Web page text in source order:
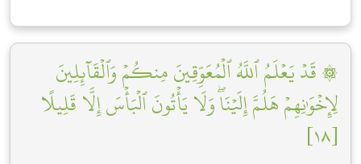
۞ قَدۡ يَعۡلَمُ ٱللَّهُ ٱلۡمُعَوِّقِينَ مِنكُمۡ وَٱلۡقَآئِلِينَ
لِإِخۡوَٰنِهِمۡ هَلُمَّ إِلَيۡنَاۖ وَلَا يَأۡتُونَ ٱلۡبَأۡسَ إِلَّا قَلِيلًا
[١٨]